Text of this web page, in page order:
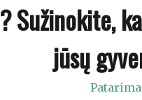
Sužinokite,
jūsų